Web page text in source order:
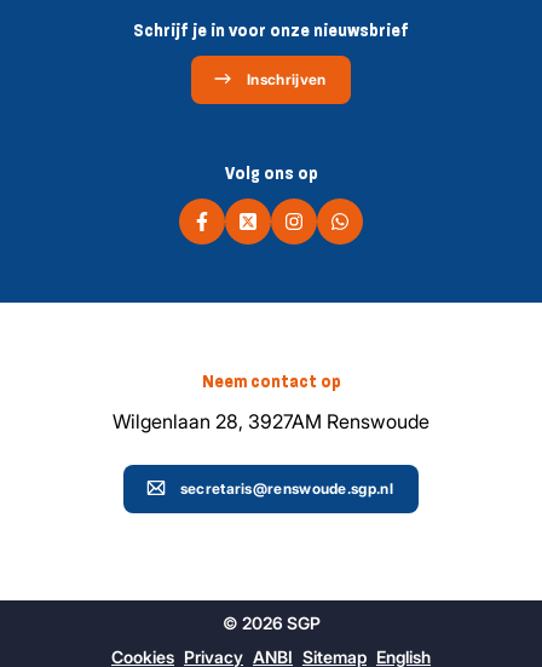
Schrijf je in voor onze nieuwsbrief
Inschrijven
Volg ons op
Neem contact op
Wilgenlaan 28, 3927AM Renswoude
secretaris@renswoude.sgp.nl
© 2026 SGP
Cookies Privacy ANBI Sitemap English